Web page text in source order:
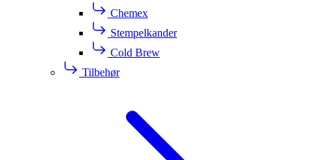
Chemex
Stempelkander
Cold Brew
Tilbehør